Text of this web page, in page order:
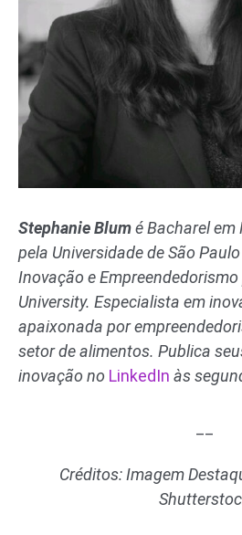
Stephanie Blumé Bacharel
pela Universidade de São
Inovação e
University. Especialista em
apaixonada por
setor de alimentos. Publica
inovação no LinkedIn às
Créditos: Imagem